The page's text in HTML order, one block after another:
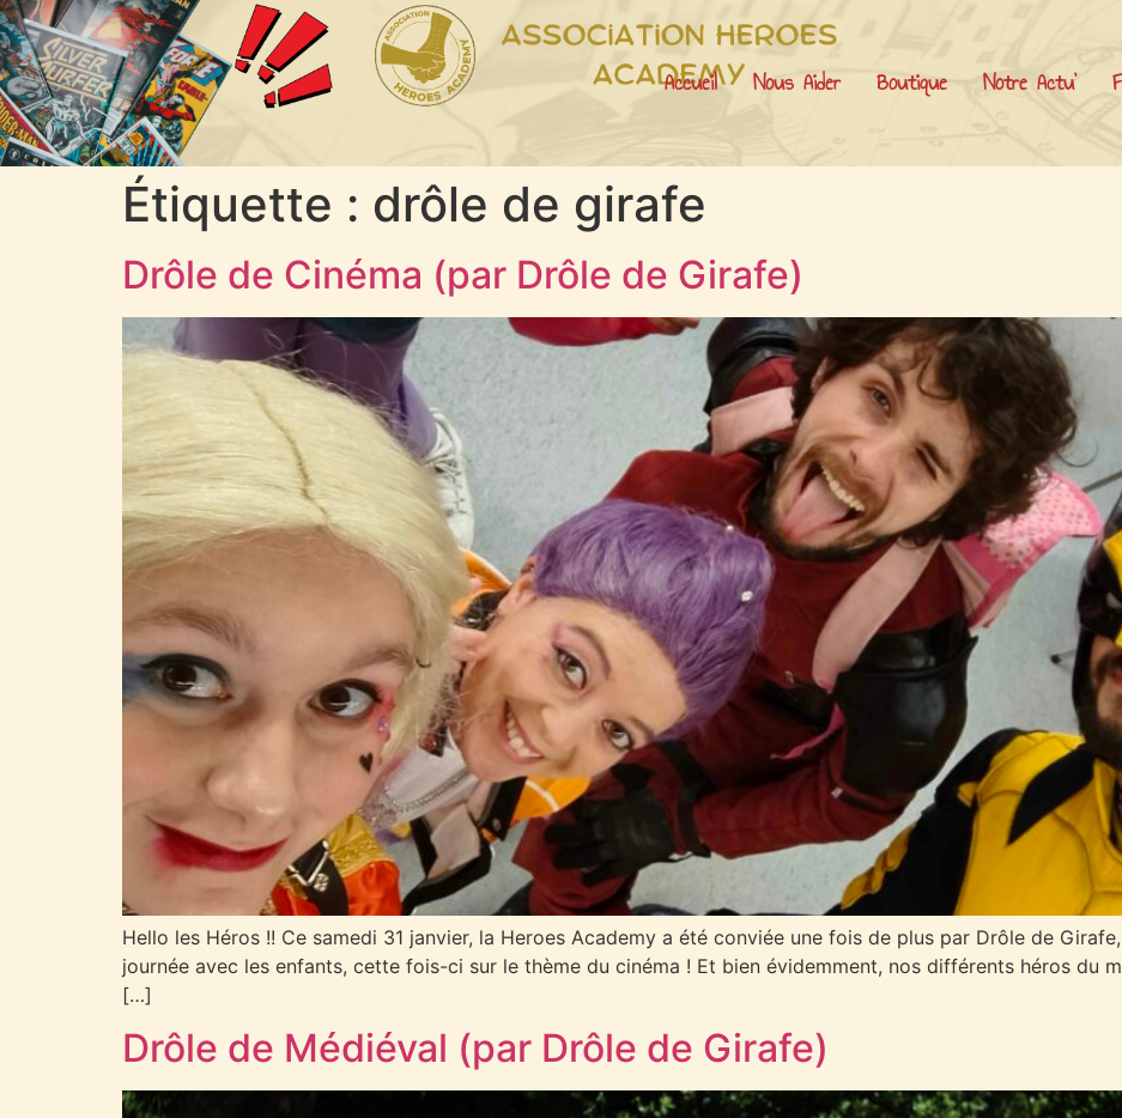
Accueil Nous Aider Boutique Notre Actu’
Étiquette : drôle de girafe
Drôle de Cinéma (par Drôle de Girafe)
Hello les Héros !! Ce samedi 31 janvier, la Heroes Academy a été conviée une fois de plus par Drôle de
journée avec les enfants, cette fois-ci sur le thème du cinéma ! Et bien évidemment, nos différents héros du
[…]
Drôle de Médiéval (par Drôle de Girafe)